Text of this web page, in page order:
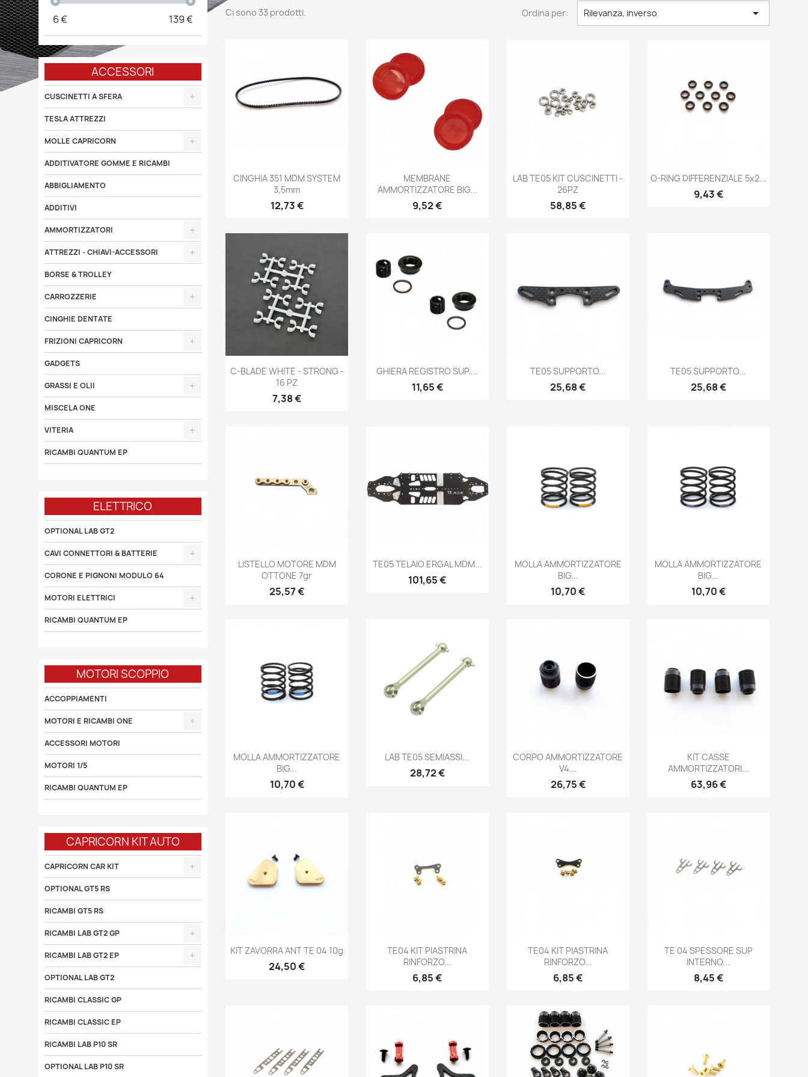
6€ 139€
ACCESSORI
CUSCINETTI A SFERA
TESLA ATTREZZI
MOLLE CAPRICORN
ADDITIVATORE GOMME E RICAMBI
ABBIGLIAMENTO
ADDITIVI
AMMORTIZZATORI
ATTREZZI - CHIAVI-ACCESSORI
BORSE & TROLLEY
CARROZZERIE
CINGHIE DENTATE
FRIZIONI CAPRICORN
GADGETS
GRASSI E OLII
MISCELA ONE
VITERIA
RICAMBI QUANTUM EP
ELETTRICO
OPTIONAL LAB GT2
CAVI CONNETTORI & BATTERIE
CORONE E PIGNONI MODULO 64
MOTORI ELETTRICI
RICAMBI QUANTUM EP
MOTORI SCOPPIO
ACCOPPIAMENTI
MOTORI E RICAMBI ONE
ACCESSORI MOTORI
MOTORI 1/5
RICAMBI QUANTUM EP
CAPRICORN KIT AUTO
CAPRICORN CAR KIT
OPTIONAL GT5 RS
RICAMBI GT5 RS
RICAMBI LAB GT2 GP
RICAMBI LAB GT2 EP
OPTIONAL LAB GT2
RICAMBI CLASSIC GP
RICAMBI CLASSIC EP
RICAMBI LAB P10 SR
OPTIONAL LAB P10 SR
Ci sono 33 prodotti. Ordina per: Rilevanza, inverso 
 Anteprima
CINGHIA 351 MDM SYSTEM
3,5mm
Prezzo
12,73 €
Anteprima
MEMBRANE
AMMORTIZZATORE BIG...
Prezzo
9,52 €
Anteprima
LAB TE05 KIT CUSCINETTI -
26PZ
Prezzo
58,85 €
Anteprima
O-RING DIFFERENZIALE 5x2...
Prezzo
9,43 €
Anteprima
C-BLADE WHITE - STRONG -
16 PZ
Prezzo
7,38 €
 Anteprima
GHIERA REGISTRO SUP....
Prezzo
11,65 €
Anteprima
TE05 SUPPORTO...
Prezzo
25,68 €
Anteprima
TE05 SUPPORTO...
Prezzo
25,68 €
Anteprima
LISTELLO MOTORE MDM
OTTONE 7gr
Prezzo
25,57 €
 Anteprima
TE05 TELAIO ERGAL MDM...
Prezzo
101,65 €
Anteprima
MOLLA AMMORTIZZATORE
BIG...
Prezzo
10,70 €
Anteprima
MOLLA AMMORTIZZATORE
BIG...
Prezzo
10,70 €
Anteprima
MOLLA AMMORTIZZATORE
BIG...
Prezzo
10,70 €
Anteprima
LAB TE05 SEMIASSI...
Prezzo
28,72 €
Anteprima
CORPO AMMORTIZZATORE
V4...
Prezzo
26,75 €
Anteprima
KIT CASSE
AMMORTIZZATORI...
Prezzo
63,96 €
Anteprima
KIT ZAVORRA ANT TE 04 10g
Prezzo
24,50 €
 Anteprima
TE04 KIT PIASTRINA
RINFORZO...
Prezzo
6,85 €
 Anteprima
TE04 KIT PIASTRINA
RINFORZO...
Prezzo
6,85 €
 Anteprima
TE 04 SPESSORE SUP
INTERNO...
Prezzo
8,45 €